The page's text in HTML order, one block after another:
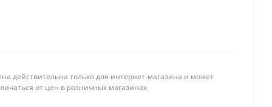
действительна только для интернет-магазина и может
от цен в розничных магазинах